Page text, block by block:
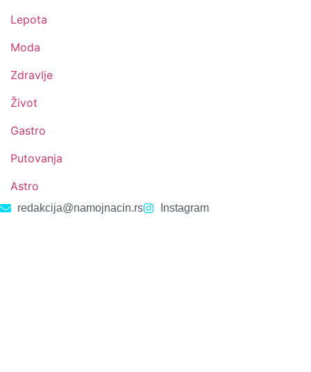
Lepota
Moda
Zdravlje
Život
Gastro
Putovanja
Astro
redakcija@namojnacin.rs Instagram